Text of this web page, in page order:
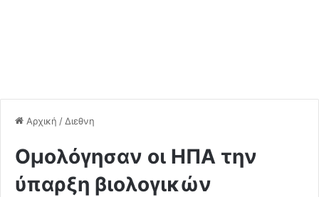
Αρχική / Διεθνη
Ομολόγησαν οι ΗΠΑ την
ύπαρξη βιολογικών